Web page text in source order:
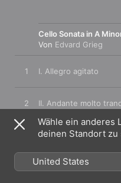
Cello Sonata in A
Von Edvard Grieg
1 I. Allegro agitato
2 II. Andante molto
III. Allegro
Wähle ein anderes
deinen Standort zu
United States